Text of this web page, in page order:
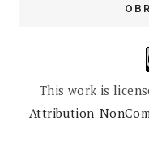
This work is
Attribution-